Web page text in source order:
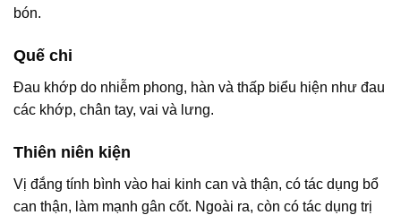
bón.
Quế chi
Ðau khớp do nhiễm phong, hàn và thấp biểu hiện như đau
các khớp, chân tay, vai và lưng.
Thiên niên kiện
Vị đắng tính bình vào hai kinh can và thận, có tác dụng bổ
can thận, làm mạnh gân cốt. Ngoài ra, còn có tác dụng trị